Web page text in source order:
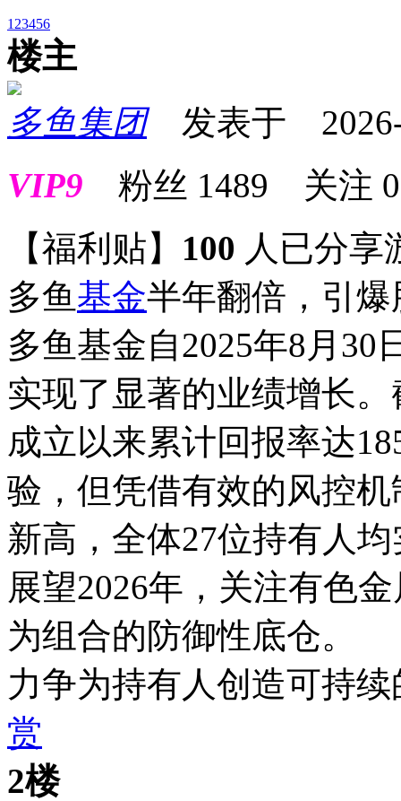
1 23456
楼主
多鱼集团发表于 2026-
VIP9 粉丝 1489 关注 0
【福利贴】 100 人已分
多鱼基金半年翻倍，引
多鱼基金自2025年8月
实现了显著的业绩增长
成立以来累计回报率达
验，但凭借有效的风控
新高，全体27位持有人
展望2026年，关注有色
为组合的防御性底仓。
力争为持有人创造可持
赏
2楼